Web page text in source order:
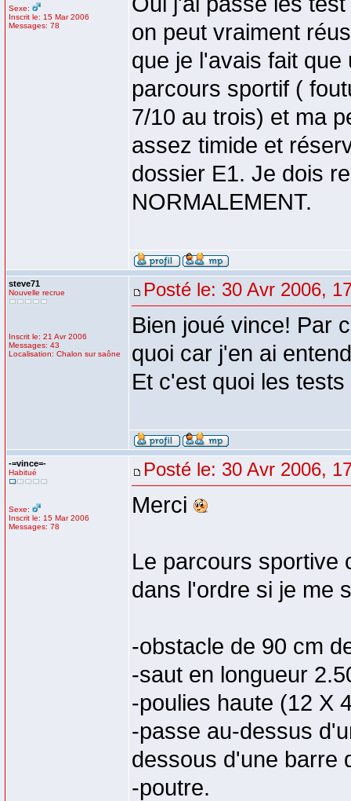
Sexe:
Inscrit le: 15 Mar 2006
Messages: 78
on peut vraiment
que je l'avais fait
parcours sportif (
7/10 au trois) et ma
assez timide et
dossier E1. Je dois
NORMALEMENT.
steve71
Nouvelle recrue
Inscrit le: 21 Avr 2006
Messages: 43
Localisation: Chalon sur saône
Posté le: 30 Avr 2006,
Bien joué vince! Par
quoi car j'en ai
Et c'est quoi les
-=vince=-
Habitué
Sexe:
Inscrit le: 15 Mar 2006
Messages: 78
Posté le: 30 Avr 2006,
Merci
Le parcours sportive
dans l'ordre si je me
-obstacle de 90 cm
-saut en longueur
-poulies haute (12 X
-passe au-dessus
dessous d'une barre
-poutre.